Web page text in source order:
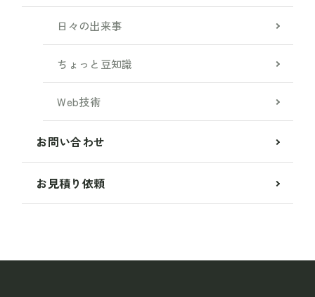
日々の出来事
ちょっと豆知識
Web技術
お問い合わせ
お見積り依頼